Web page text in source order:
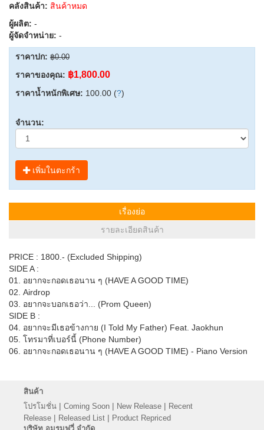
คลังสินค้า: สินค้าหมด
ผู้ผลิต: -
ผู้จัดจำหน่าย: -
ราคาปก: ฿0.00
ราคาของคุณ: ฿1,800.00
ราคาน้ำหนักพิเศษ: 100.00 (?)
จำนวน:
เพิ่มในตะกร้า
เรื่องย่อ
รายละเอียดสินค้า
PRICE : 1800.- (Excluded Shipping)
SIDE A :
01. อยากจะกอดเธอนาน ๆ (HAVE A GOOD TIME)
02. Airdrop
03. อยากจะบอกเธอว่า... (Prom Queen)
SIDE B :
04. อยากจะมีเธอข้างกาย (I Told My Father) Feat. Jaokhun
05. โทรมาที่เบอร์นี้ (Phone Number)
06. อยากจะกอดเธอนาน ๆ (HAVE A GOOD TIME) - Piano Version
สินค้า
โปรโมชั่น | Coming Soon | New Release | Recent
Release | Released List | Product Repriced